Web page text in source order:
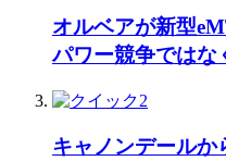
オルベアが新型
パワー競争ではな
キャノンデールか